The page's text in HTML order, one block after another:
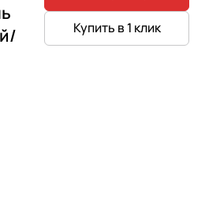
Купить в 1 клик